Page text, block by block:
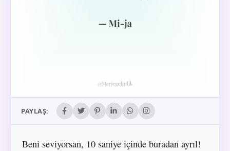
PAYLAŞ:
Beni seviyorsan, 10 saniye içinde buradan ayrıl!